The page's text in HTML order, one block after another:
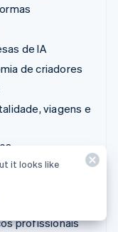
de IA
de criadores
viagens e
entretenimento
profissionais
it looks like